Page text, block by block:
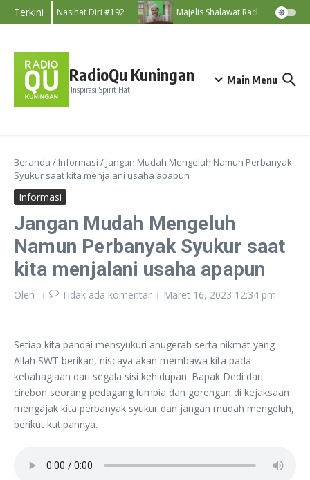
Lewati ke konten
Terkini Nasihat Diri #192 Majelis Shalawat RadioQu
RadioQu Kuningan
Inspirasi Spirit Hati
Main Menu
Beranda / Informasi / Jangan Mudah Mengeluh Namun Perbanyak
Syukur saat kita menjalani usaha apapun
Informasi
Jangan Mudah Mengeluh
Namun Perbanyak Syukur saat
kita menjalani usaha apapun
Oleh Tidak ada komentar Maret 16, 2023 12:34 pm
Setiap kita pandai mensyukuri anugerah serta nikmat yang
Allah SWT berikan, niscaya akan membawa kita pada
kebahagiaan dari segala sisi kehidupan. Bapak Dedi dari
cirebon seorang pedagang lumpia dan gorengan di kejaksaan
mengajak kita perbanyak syukur dan jangan mudah mengeluh,
berikut kutipannya.